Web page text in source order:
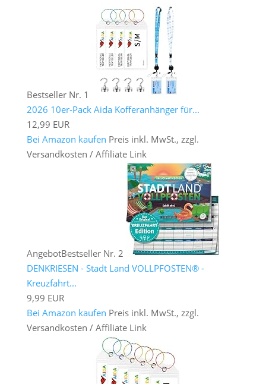
Bestseller Nr. 1
2026 10er-Pack Aida Kofferanhänger für...
12,99 EUR
Bei Amazon kaufen Preis inkl. MwSt., zzgl.
Versandkosten / Affiliate Link
AngebotBestseller Nr. 2
DENKRIESEN - Stadt Land VOLLPFOSTEN® -
Kreuzfahrt...
9,99 EUR
Bei Amazon kaufen Preis inkl. MwSt., zzgl.
Versandkosten / Affiliate Link